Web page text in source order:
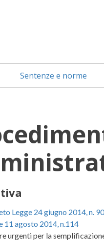
Sentenze e norme
Legge 24 giugno 2014, n.
11 agosto 2014, n.114
urgenti per la